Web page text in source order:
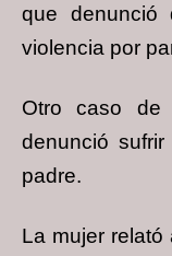
que denunció
violencia por
Otro caso
denunció
padre.
La mujer